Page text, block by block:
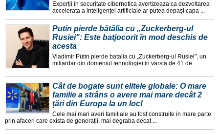
Experții in securitate cibernetica avertizeaza ca dezvoltarea
accelerata a inteligenței artificiale ar putea depași capa ...
Putin pierde bătălia cu „Zuckerberg-ul
Rusiei": Este batjocorit în mod deschis de
acesta
Vladimir Putin pierde batalia cu „Zuckerberg-ul Rusiei", un
miliardar din domeniul tehnologiei in varsta de 41 de ...
Cât de bogate sunt elitele globale: O mare
familie a strâns o avere mai mare decât 2
țări din Europa la un loc!
Cele mai mari averi familiale au fost construite in mare parte
prin afaceri care exista de generații, mai degraba decat ...